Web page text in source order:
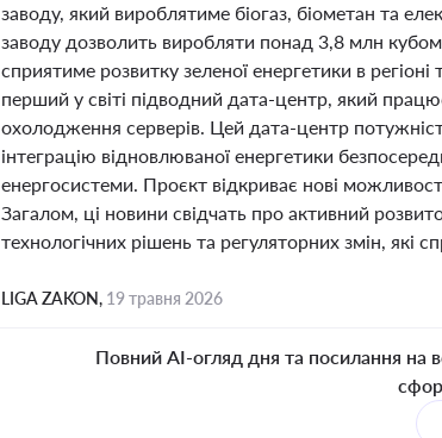
заводу, який вироблятиме біогаз, біометан та
заводу дозволить виробляти понад 3,8 млн
сприятиме розвитку зеленої енергетики в
перший у світі підводний дата-центр, який
охолодження серверів. Цей дата-центр
інтеграцію відновлюваної енергетики
енергосистеми. Проєкт відкриває нові
Загалом, ці новини свідчать про активний
технологічних рішень та регуляторних змін, які
LIGA ZAKON, 19 травня 2026
Повний AI-огляд дня та посилання на